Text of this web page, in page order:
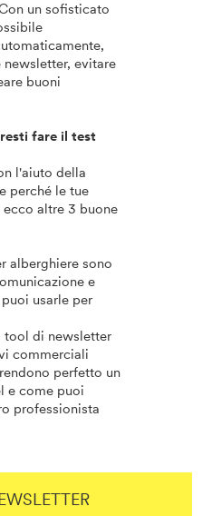
un sofisticato
evitare
buoni
fare il test
l'aiuto della
perché le tue
altre 3 buone
alberghiere sono
e
usarle per
tool di newsletter
commerciali
perfetto un
e come puoi
professionista